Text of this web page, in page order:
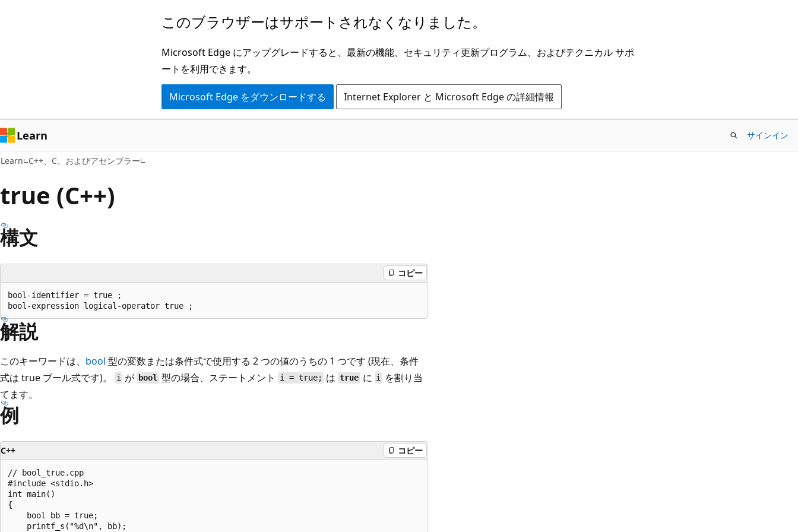
ン
ツ
に
ス
ッ
このブラウザーはサポートされなくなりました。
Microsoft Edge にアップグレードすると、最新の機能、セキュリティ更新プログラム、およびテクニカル サポ
ートを利用できます。
Microsoft Edge をダウンロードする Internet Explorer と Microsoft Edge の詳細情報
Learn サインイン
Learn C++、C、およびアセンブラー
true (C++)
構文
コピー
bool-identifier = true ;
解説
このキーワードは、 bool 型の変数または条件式で使用する 2 つの値のうちの 1 つです (現在、条件
式は true ブール式です)。
i が bool型の場合、ステートメント i = true; はtrueに i を割り当
てます。
例
C++ コピー
// bool_true.cpp
#include <stdio.h>
int main()
{
    bool bb = true;
    printf_s("%d\n", bb);